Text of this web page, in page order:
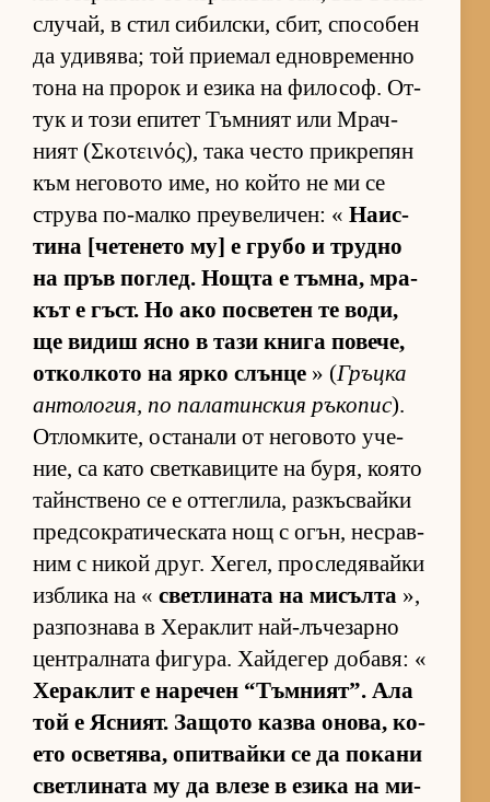
слу­чай, в стил си­бил­с­ки, сбит, спо­со­бен
да уди­вя­ва; той при­е­мал ед­нов­ре­менно
тона на про­рок и езика на фи­ло­соф. От­
тук и този епи­тет Тъм­ният или Мрач­
ният (Σκοτεινός), така често прик­ре­пян
към не­го­вото име, но който не ми се
струва по-малко пре­у­ве­ли­чен: « На­ис­
тина [че­те­нето му] е грубо и трудно
на пръв пог­лед. Нощта е тъм­на, мра­
кът е гъст. Но ако пос­ве­тен те во­ди,
ще ви­диш ясно в тази книга по­ве­че,
от­кол­кото на ярко слънце » (Гръцка
ан­то­ло­гия, по па­ла­тин­с­кия ръ­ко­пис).
От­лом­ки­те, ос­та­нали от не­го­вото уче­
ние, са като свет­ка­ви­ците на бу­ря, ко­ято
тайн­с­т­вено се е от­тег­ли­ла, раз­къс­вайки
пред­сок­ра­ти­чес­ката нощ с огън, нес­рав­
ним с ни­кой друг. Хе­гел, прос­ле­дя­вайки
из­б­лика на « свет­ли­ната на ми­сълта »,
раз­поз­нава в Хе­рак­лит най-лъ­че­зарно
цен­т­рал­ната фи­гу­ра. Хай­де­гер до­ба­вя: «
Хе­рак­лит е на­ре­чен “Тъм­ни­ят”. Ала
той е Яс­ни­ят. За­щото казва оно­ва, ко­
ето ос­ве­тя­ва, опит­вайки се да по­кани
свет­ли­ната му да влезе в езика на ми­